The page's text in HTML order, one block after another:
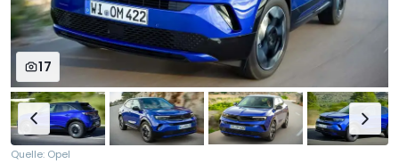
17
Quelle: Opel